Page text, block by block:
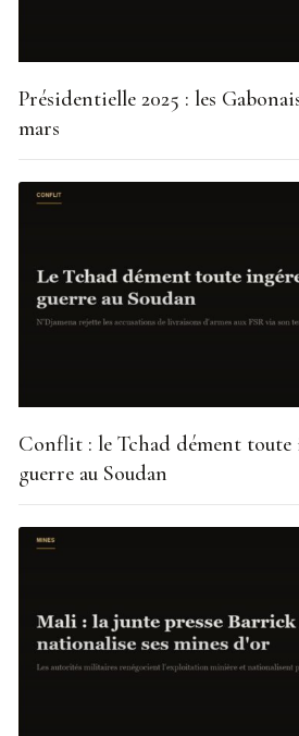
Présidentielle 2025 : les
mars
Conflit : le Tchad dément toute
guerre au Soudan